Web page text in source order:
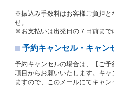
当社及び借受人は、予約
が締結されなかったこと
に定める場合を除き、相
とします。
第３章／貸 渡 し
第７条（貸渡契約の締結）
借受人は第２条第１項に
※振込み手数料はお客様ご負担と
せ。
※お支払いは出発日の７日前まで
予約キャンセル・キャン
予約キャンセルの場合は、【ご
項目からお願いいたします。キ
ますので、このメールにてキャン